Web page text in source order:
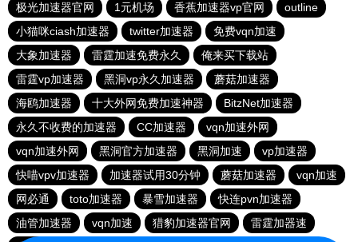
极光加速器官网
1元机场 香蕉加速器vp官网
outline
小猫咪ciash加速器
twitter加速器
免费vqn加速
大象加速器
雷霆加速免费永久
俺来买下载站
雷霆vp加速器
黑洞vp永久加速器
蘑菇加速器
海鸥加速器
十大外网免费加速神器
BitzNet加速器
永久不收费的加速器
CC加速器
vqn加速外网
vqn加速外网
黑洞官方加速器 黑洞加速
vp加速器
快喵vpv加速器
加速器试用30分钟 蘑菇加速器
vqn加速
网必通
toto加速器 暴雪加速器
快连pvn加速器
油管加速器
vqn加速 猎豹加速器官网
雷霆加器速